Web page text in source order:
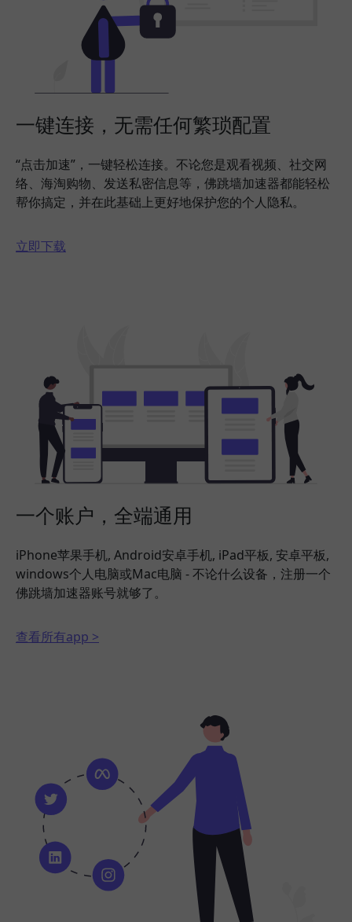
一键连接，无需任何繁琐配置
“点击加速”，一键轻松连接。不论您是观看视频、社交网
络、海淘购物、发送私密信息等，佛跳墙加速器都能轻松
帮你搞定，并在此基础上更好地保护您的个人隐私。
立即下载
一个账户，全端通用
iPhone苹果手机, Android安卓手机, iPad平板, 安卓平板,
windows个人电脑或Mac电脑 - 不论什么设备，注册一个
佛跳墙加速器账号就够了。
查看所有app >